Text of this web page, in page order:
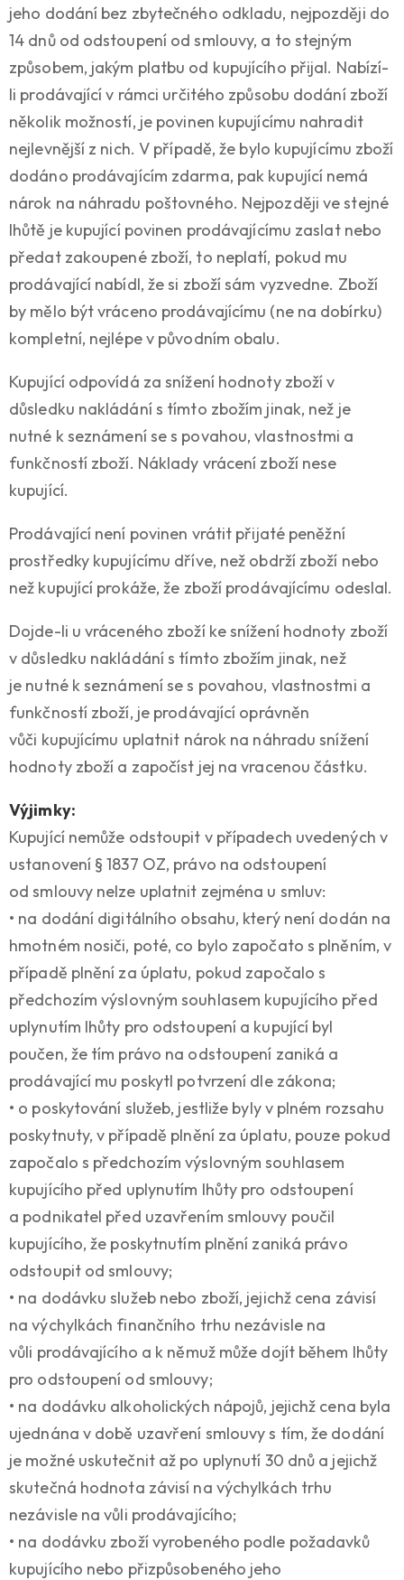
jeho dodání bez zbytečného odkladu, nejpozději do
14 dnů od odstoupení od smlouvy, a to stejným
způsobem, jakým platbu od kupujícího přijal. Nabízí-
li prodávající v rámci určitého způsobu dodání zboží
několik možností, je povinen kupujícímu nahradit
nejlevnější z nich. V případě, že bylo kupujícímu zboží
dodáno prodávajícím zdarma, pak kupující nemá
nárok na náhradu poštovného. Nejpozději ve stejné
lhůtě je kupující povinen prodávajícímu zaslat nebo
předat zakoupené zboží, to neplatí, pokud mu
prodávající nabídl, že si zboží sám vyzvedne. Zboží
by mělo být vráceno prodávajícímu (ne na dobírku)
kompletní, nejlépe v původním obalu.
Kupující odpovídá za snížení hodnoty zboží v
důsledku nakládání s tímto zbožím jinak, než je
nutné k seznámení se s povahou, vlastnostmi a
funkčností zboží. Náklady vrácení zboží nese
kupující.
Prodávající není povinen vrátit přijaté peněžní
prostředky kupujícímu dříve, než obdrží zboží nebo
než kupující prokáže, že zboží prodávajícímu odeslal.
Dojde-li u vráceného zboží ke snížení hodnoty zboží
v důsledku nakládání s tímto zbožím jinak, než
je nutné k seznámení se s povahou, vlastnostmi a
funkčností zboží, je prodávající oprávněn
vůči kupujícímu uplatnit nárok na náhradu snížení
hodnoty zboží a započíst jej na vracenou částku.
Výjimky:
Kupující nemůže odstoupit v případech uvedených v
ustanovení § 1837 OZ, právo na odstoupení
od smlouvy nelze uplatnit zejména u smluv:
• na dodání digitálního obsahu, který není dodán na
hmotném nosiči, poté, co bylo započato s plněním, v
případě plnění za úplatu, pokud započalo s
předchozím výslovným souhlasem kupujícího před
uplynutím lhůty pro odstoupení a kupující byl
poučen, že tím právo na odstoupení zaniká a
prodávající mu poskytl potvrzení dle zákona;
• o poskytování služeb, jestliže byly v plném rozsahu
poskytnuty, v případě plnění za úplatu, pouze pokud
započalo s předchozím výslovným souhlasem
kupujícího před uplynutím lhůty pro odstoupení
a podnikatel před uzavřením smlouvy poučil
kupujícího, že poskytnutím plnění zaniká právo
odstoupit od smlouvy;
• na dodávku služeb nebo zboží, jejichž cena závisí
na výchylkách finančního trhu nezávisle na
vůli prodávajícího a k němuž může dojít během lhůty
pro odstoupení od smlouvy;
• na dodávku alkoholických nápojů, jejichž cena byla
ujednána v době uzavření smlouvy s tím, že dodání
je možné uskutečnit až po uplynutí 30 dnů a jejichž
skutečná hodnota závisí na výchylkách trhu
nezávisle na vůli prodávajícího;
• na dodávku zboží vyrobeného podle požadavků
kupujícího nebo přizpůsobeného jeho